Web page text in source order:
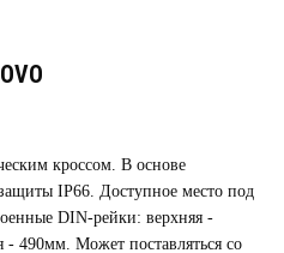
кроссом. В основе
IP66. Доступное место под
DIN-рейки: верхняя -
490мм. Может поставляться со